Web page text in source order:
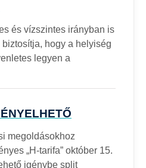
és vízszintes irányban is
hogy a helyiség
legyen a
megoldásokhoz
„H-tarifa” október 15.
igénybe split